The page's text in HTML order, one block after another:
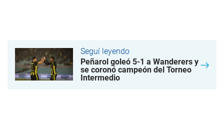
Seguí leyendo
Peñarol goleó 5-1 a Wanderers y
se coronó campeón del Torneo
Intermedio